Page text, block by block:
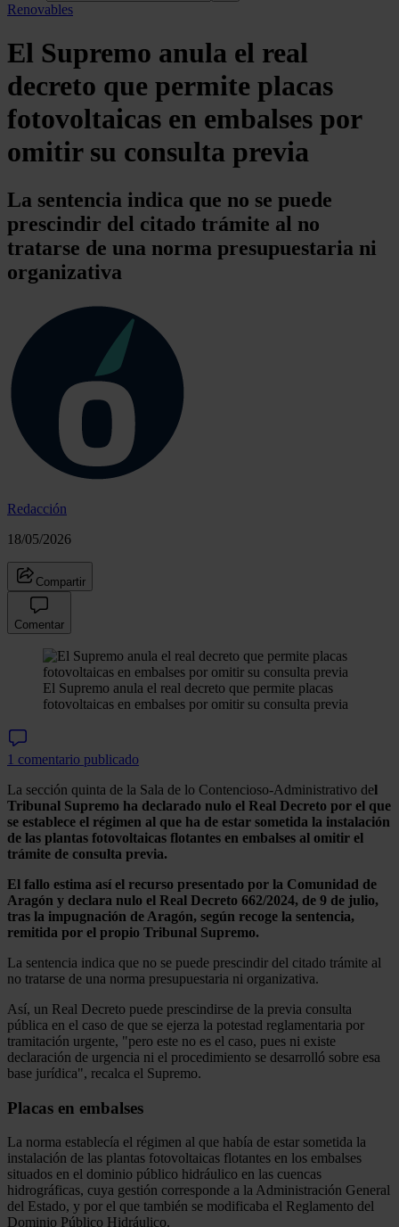
Renovables
El Supremo anula el real
decreto que permite placas
fotovoltaicas en embalses por
omitir su consulta previa
La sentencia indica que no se puede
prescindir del citado trámite al no
tratarse de una norma presupuestaria ni
organizativa
Redacción
18/05/2026
Compartir
Comentar
El Supremo anula el real decreto que permite placas
fotovoltaicas en embalses por omitir su consulta previa
1 comentario publicado
La sección quinta de la Sala de lo Contencioso-Administrativo del
Tribunal Supremo ha declarado nulo el Real Decreto por el que
se establece el régimen al que ha de estar sometida la instalación
de las plantas fotovoltaicas flotantes en embalses al omitir el
trámite de consulta previa.
El fallo estima así el recurso presentado por la Comunidad de
Aragón y declara nulo el Real Decreto 662/2024, de 9 de julio,
tras la impugnación de Aragón, según recoge la sentencia,
remitida por el propio Tribunal Supremo.
La sentencia indica que no se puede prescindir del citado trámite al
no tratarse de una norma presupuestaria ni organizativa.
Así, un Real Decreto puede prescindirse de la previa consulta
pública en el caso de que se ejerza la potestad reglamentaria por
tramitación urgente, "pero este no es el caso, pues ni existe
declaración de urgencia ni el procedimiento se desarrolló sobre esa
base jurídica", recalca el Supremo.
Placas en embalses
La norma establecía el régimen al que había de estar sometida la
instalación de las plantas fotovoltaicas flotantes en los embalses
situados en el dominio público hidráulico en las cuencas
hidrográficas, cuya gestión corresponde a la Administración General
del Estado, y por el que también se modificaba el Reglamento del
Dominio Público Hidráulico.